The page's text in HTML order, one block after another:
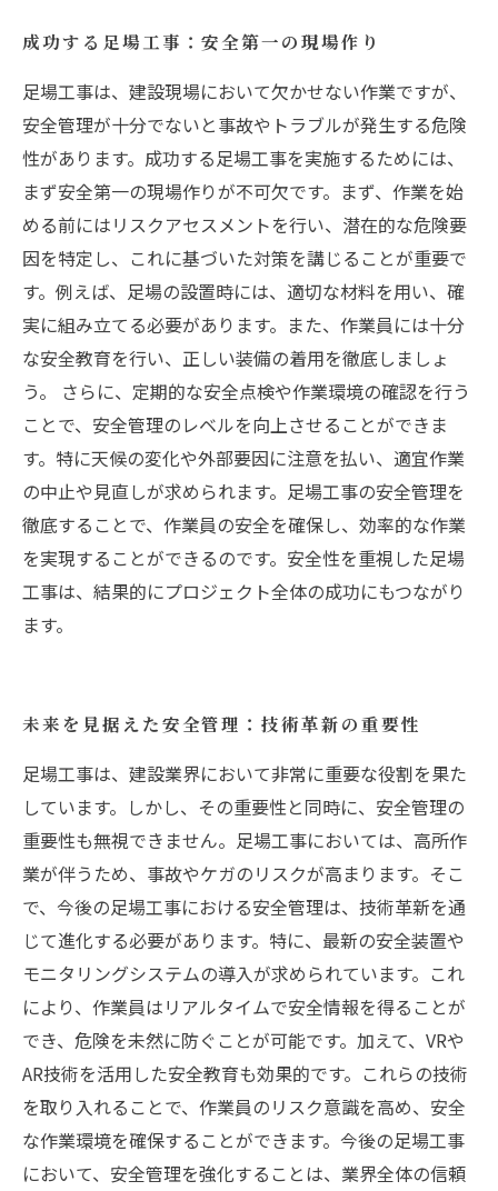
成功する足場工事：安全第一の現場作り
足場工事は、建設現場において欠かせない作業ですが、
安全管理が十分でないと事故やトラブルが発生する危険
性があります。成功する足場工事を実施するためには、
まず安全第一の現場作りが不可欠です。まず、作業を始
める前にはリスクアセスメントを行い、潜在的な危険要
因を特定し、これに基づいた対策を講じることが重要で
す。例えば、足場の設置時には、適切な材料を用い、確
実に組み立てる必要があります。また、作業員には十分
な安全教育を行い、正しい装備の着用を徹底しましょ
う。 さらに、定期的な安全点検や作業環境の確認を行う
ことで、安全管理のレベルを向上させることができま
す。特に天候の変化や外部要因に注意を払い、適宜作業
の中止や見直しが求められます。足場工事の安全管理を
徹底することで、作業員の安全を確保し、効率的な作業
を実現することができるのです。安全性を重視した足場
工事は、結果的にプロジェクト全体の成功にもつながり
ます。
未来を見据えた安全管理：技術革新の重要性
足場工事は、建設業界において非常に重要な役割を果た
しています。しかし、その重要性と同時に、安全管理の
重要性も無視できません。足場工事においては、高所作
業が伴うため、事故やケガのリスクが高まります。そこ
で、今後の足場工事における安全管理は、技術革新を通
じて進化する必要があります。特に、最新の安全装置や
モニタリングシステムの導入が求められています。これ
により、作業員はリアルタイムで安全情報を得ることが
でき、危険を未然に防ぐことが可能です。加えて、VRや
AR技術を活用した安全教育も効果的です。これらの技術
を取り入れることで、作業員のリスク意識を高め、安全
な作業環境を確保することができます。今後の足場工事
において、安全管理を強化することは、業界全体の信頼